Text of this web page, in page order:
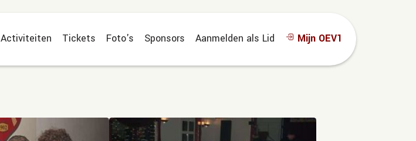
Activiteiten Tickets Foto's Sponsors Aanmelden als Lid Mijn OEV1